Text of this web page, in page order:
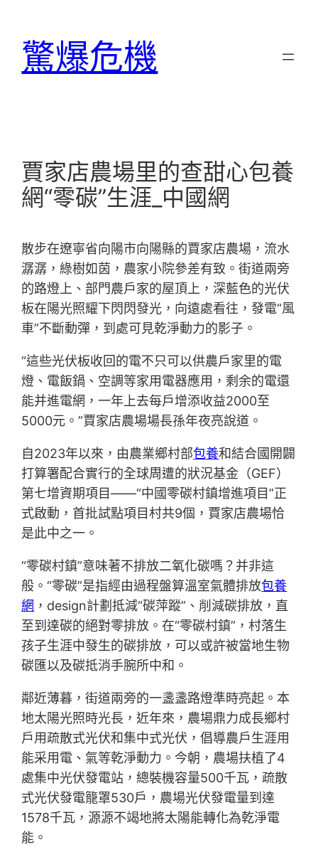
驚爆危機
賈家店農場里的查甜心包養
網“零碳”生涯_中國網
散步在遼寧省向陽市向陽縣的賈家店農場，流水
潺潺，綠樹如茵，農家小院參差有致。街道兩旁
的路燈上、部門農戶家的屋頂上，深藍色的光伏
板在陽光照耀下閃閃發光，向遠處看往，發電“風
車”不斷動彈，到處可見乾淨動力的影子。
“這些光伏板收回的電不只可以供農戶家里的電
燈、電飯鍋、空調等家用電器應用，剩余的電還
能并進電網，一年上去每戶增添收益2000至
5000元。”賈家店農場場長孫年夜亮說道。
自2023年以來，由農業鄉村部包養和結合國開闢
打算署配合實行的全球周遭的狀況基金（GEF）
第七增資期項目——“中國零碳村鎮增進項目”正
式啟動，首批試點項目村共9個，賈家店農場恰
是此中之一。
“零碳村鎮”意味著不排放二氧化碳嗎？并非這
般。“零碳”是指經由過程盤算溫室氣體排放包養
網 ，design計劃抵減“碳萍蹤”、削減碳排放，直
至到達碳的絕對零排放。在“零碳村鎮”，村落生
孩子生涯中發生的碳排放，可以或許被當地生物
碳匯以及碳抵消手腕所中和。
鄰近薄暮，街道兩旁的一盞盞路燈準時亮起。本
地太陽光照時光長，近年來，農場鼎力成長鄉村
戶用疏散式光伏和集中式光伏，倡導農戶生涯用
能采用電、氣等乾淨動力。今朝，農場扶植了4
處集中光伏發電站，總裝機容量500千瓦，疏散
式光伏發電籠罩530戶，農場光伏發電量到達
1578千瓦，源源不竭地將太陽能轉化為乾淨電
能。